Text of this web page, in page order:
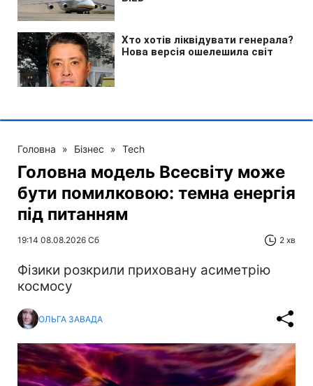
Головна » Бізнес » Tech
Головна модель Всесвіту може
бути помилковою: темна енергія
під питанням
19:14 08.08.2026 Сб 2 хв
Фізики розкрили приховану асиметрію
космосу
ОЛЬГА ЗАВАДА